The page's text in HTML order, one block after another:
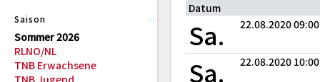
Saison
Sommer 2026
RLNO/NL
TNB Erwachsene
TNB Jugend
Datum
Sa. 22.08.2020 09:00
Sa. 22.08.2020 10:00